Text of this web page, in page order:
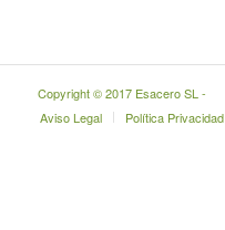
Copyright © 2017 Esacero SL -
Aviso Legal
Política Privacidad